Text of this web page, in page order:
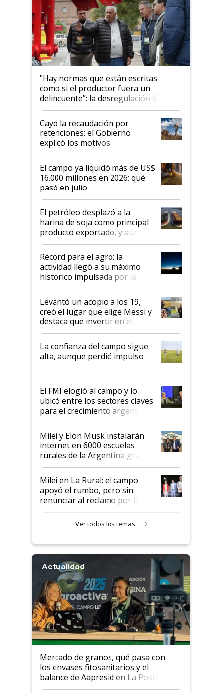
"Hay normas que están escritas
como si el productor fuera un
delincuente”: la desregulación llegó
al Congreso Aapresid y hasta se
habló del financiamiento al IPCVA
Cayó la recaudación por
retenciones: el Gobierno
explicó los motivos
El campo ya liquidó más de US$
16.000 millones en 2026: qué
pasó en julio
El petróleo desplazó a la
harina de soja como principal
producto exportado, y aún así
el agro aportó casi seis de cada
diez dólares y sostuvo el
liderazgo en un semestre
récord
Récord para el agro: la
actividad llegó a su máximo
histórico impulsada por la
cosecha y las exportaciones
Levantó un acopio a los 19,
creó el lugar que elige Messi y
destaca que invertir en el
kirchnerismo era como "darle
plata a un hijo para droga":
Juan Félix Rossetti, el libertario
que de una dura crisis salió
de Milei
La confianza del campo sigue
alta, aunque perdió impulso
El FMI elogió al campo y lo
ubicó entre los sectores claves
para el crecimiento argentino
Milei y Elon Musk instalarán
internet en 6000 escuelas
rurales de la Argentina gracias
a un acuerdo con Starlink
Milei en La Rural: el campo
apoyó el rumbo, pero sin
renunciar al reclamo por las
Ver todos los temas
Actualidad
Mercado de granos, qué pasa con
los envases fitosanitarios y el
balance de Aapresid en La Posta